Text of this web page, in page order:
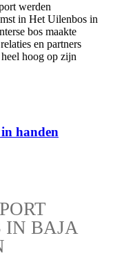
werden
in Het Uilenbos in
bos maakte
en partners
hoog op zijn
handen
IN BAJA